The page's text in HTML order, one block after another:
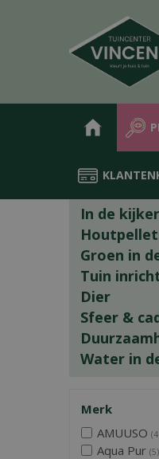
Home Producten
In de kijker
Groen in
Tuin
Dier
Sfeer &
Water in
Merk
AMUUSO
Aqua Pur (5)